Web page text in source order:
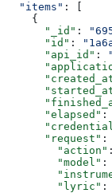
  "items"
: [
    {
      "_id"
:
      "id"
:
      "api_id"
:
      "elapsed"
:
      "request"
:
        "action"
        "model"
:
        "lyric"
: